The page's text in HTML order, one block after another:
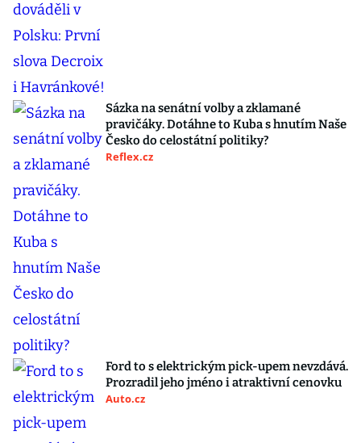
Sázka na senátní volby a zklamané
pravičáky. Dotáhne to Kuba s hnutím Naše
Česko do celostátní politiky?
Reflex.cz
Ford to s elektrickým pick-upem nevzdává.
Prozradil jeho jméno i atraktivní cenovku
Auto.cz